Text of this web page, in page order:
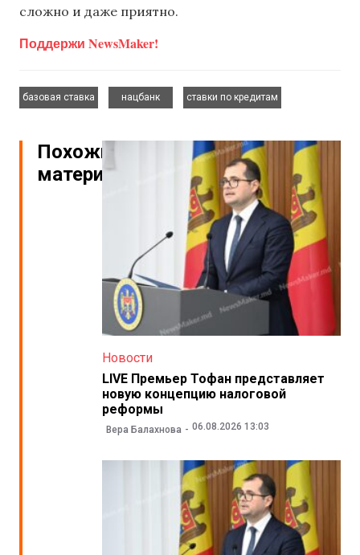
сложно и даже приятно.
Поддержи NewsMaker!
базовая ставка
нацбанк
ставки по кредитам
Похожие
материалы
Новости
LIVE Премьер Тофан представляет
новую концепцию налоговой
реформы
Вера Балахнова 06.08.2026 13:03